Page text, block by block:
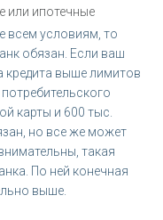
или ипотечные
всем условиям, то
обязан. Если ваш
кредита выше лимитов
карты и 600 тыс.
но все же может
такая
По ней конечная
выше.